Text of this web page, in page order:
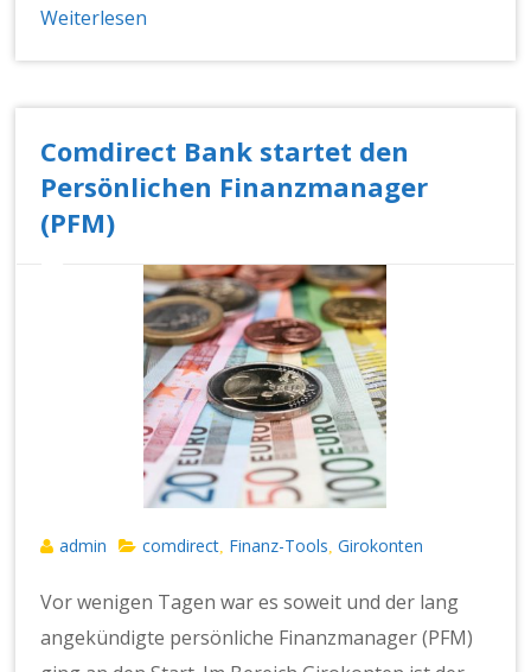
Weiterlesen
Comdirect Bank startet den
Persönlichen Finanzmanager
(PFM)
admin comdirect Finanz-Tools ,Girokonten
Vor wenigen Tagen war es soweit und der lang
angekündigte persönliche Finanzmanager (PFM)